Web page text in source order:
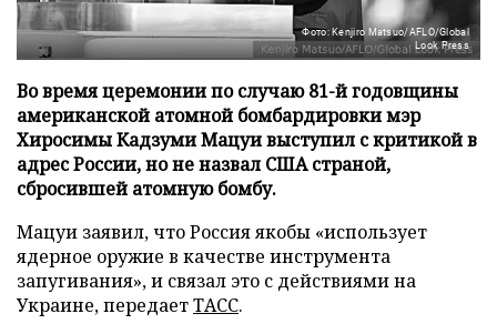
Фото: Kenjiro Matsuo/AFLO/Global
Look Press
Во время церемонии по случаю 81-й годовщины
американской атомной бомбардировки мэр
Хиросимы Кадзуми Мацуи выступил с критикой в
адрес России, но не назвал США страной,
сбросившей атомную бомбу.
Мацуи заявил, что Россия якобы «использует
ядерное оружие в качестве инструмента
запугивания», и связал это с действиями на
Украине, передаетТАСС.